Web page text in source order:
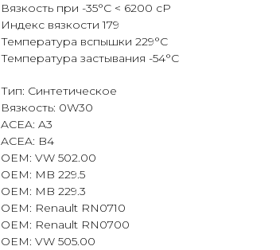
Вязкость при -35°С < 6200 cP
Индекс вязкости 179
Температура вспышки 229°С
Температура застывания -54°С
Тип: Синтетическое
Вязкость: 0W30
ACEA: A3
ACEA: B4
OEM: VW 502.00
OEM: MB 229.5
OEM: MB 229.3
OEM: Renault RN0710
OEM: Renault RN0700
OEM: VW 505.00